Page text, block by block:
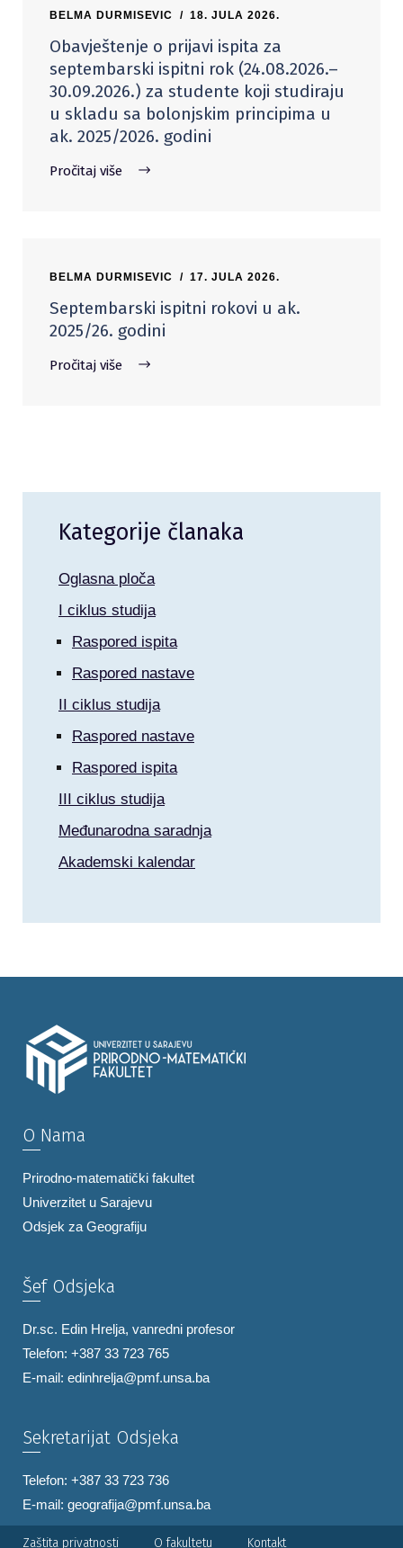
BELMA DURMISEVIC 18. JULA 2026.
Obavještenje o prijavi ispita za
septembarski ispitni rok (24.08.2026.–
30.09.2026.) za studente koji studiraju
u skladu sa bolonjskim principima u
ak. 2025/2026. godini
Pročitaj više
BELMA DURMISEVIC 17. JULA 2026.
Septembarski ispitni rokovi u ak.
2025/26. godini
Pročitaj više
Kategorije članaka
Oglasna ploča
I ciklus studija
Raspored ispita
Raspored nastave
II ciklus studija
Raspored nastave
Raspored ispita
III ciklus studija
Međunarodna saradnja
Akademski kalendar
O Nama
Prirodno-matematički fakultet
Univerzitet u Sarajevu
Odsjek za Geografiju
Šef Odsjeka
Dr.sc. Edin Hrelja, vanredni profesor
Telefon: +387 33 723 765
E-mail: edinhrelja@pmf.unsa.ba
Sekretarijat Odsjeka
Telefon: +387 33 723 736
E-mail: geografija@pmf.unsa.ba
Zaštita privatnosti O fakultetu Kontakt